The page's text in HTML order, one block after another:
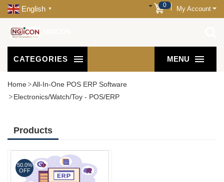
English ▼
0 My Account
CATEGORIES MENU
Home
All-In-One POS ERP Software
Electronics/Watch/Toy - POS/ERP
Products
50.0%
OFF